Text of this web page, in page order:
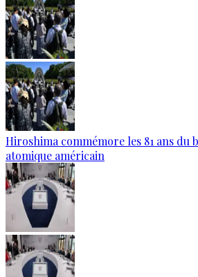
Hiroshima commémore les 81 ans du
atomique américain